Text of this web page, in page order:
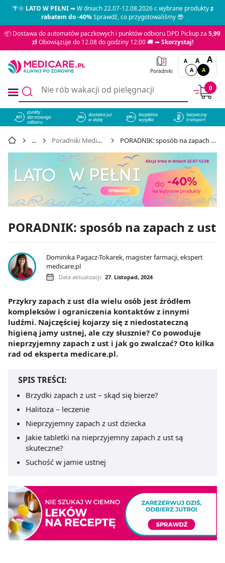
🌴🌞LATO W PEŁNI➡ W dniach 22.07-12.08.2026 r. wybrane produktyz
rabatem do -40%Sprawdź, co przygotowaliśmy 😎
📦 Dostawa do automatów paczkowych i punktów odbioru DPD Pickup za 5,99
złObowiązuje do 12.08 do godziny 12:00 🚚 ➡Skorzystaj!
Poradniki
A A A
A A
0
857
punkty
darmowego
odbioru
dostawa już
w dobę
bezpłatna
wysyłka
bezpieczny
transport
Poradniki Medicare PORADNIK: sposób na zapach z ust
PORADNIK: sposób na zapach z ust
Dominika Pagacz-Tokarek, magister farmacji, ekspert
medicare.pl
Data aktualizacji: 27. Listopad, 2024
Przykry zapach z ust dla wielu osób jest źródłem
kompleksów i ograniczenia kontaktów z innymi
ludźmi. Najczęściej kojarzy się z niedostateczną
higieną jamy ustnej, ale czy słusznie? Co powoduje
nieprzyjemny zapach z ust i jak go zwalczać? Oto kilka
rad od eksperta medicare.pl.
SPIS TREŚCI:
Brzydki zapach z ust – skąd się bierze?
Halitoza – leczenie
Nieprzyjemny zapach z ust dziecka
Jakie tabletki na nieprzyjemny zapach z ust są
skuteczne?
Suchość w jamie ustnej